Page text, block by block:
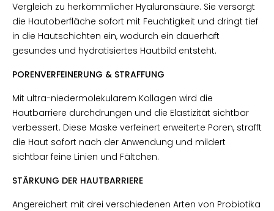
Vergleich zu herkömmlicher Hyaluronsäure. Sie versorgt
die Hautoberfläche sofort mit Feuchtigkeit und dringt tief
in die Hautschichten ein, wodurch ein dauerhaft
gesundes und hydratisiertes Hautbild entsteht.
PORENVERFEINERUNG & STRAFFUNG
Mit ultra-niedermolekularem Kollagen wird die
Hautbarriere durchdrungen und die Elastizität sichtbar
verbessert. Diese Maske verfeinert erweiterte Poren, strafft
die Haut sofort nach der Anwendung und mildert
sichtbar feine Linien und Fältchen.
STÄRKUNG DER HAUTBARRIERE
Angereichert mit drei verschiedenen Arten von Probiotika